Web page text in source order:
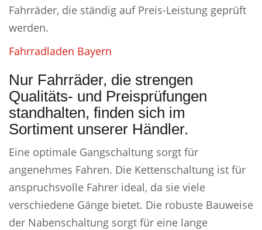
Fahrräder, die ständig auf Preis-Leistung geprüft
werden.
Fahrradladen Bayern
Nur Fahrräder, die strengen
Qualitäts- und Preisprüfungen
standhalten, finden sich im
Sortiment unserer Händler.
Eine optimale Gangschaltung sorgt für
angenehmes Fahren. Die Kettenschaltung ist für
anspruchsvolle Fahrer ideal, da sie viele
verschiedene Gänge bietet. Die robuste Bauweise
der Nabenschaltung sorgt für eine lange